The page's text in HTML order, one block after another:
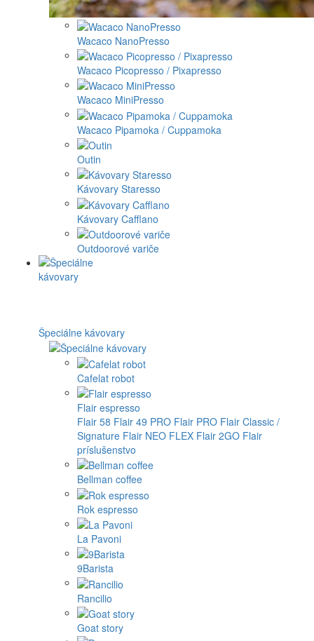
Wacaco NanoPresso
Wacaco Picopresso / Pixapresso
Wacaco MiniPresso
Wacaco Pipamoka / Cuppamoka
Outin
Kávovary Staresso
Kávovary Cafflano
Outdoorové variče
Špeciálne kávovary
Cafelat robot
Flair espresso
Flair 58 Flair 49 PRO Flair PRO Flair Classic /
Signature Flair NEO FLEX Flair 2GO Flair
príslušenstvo
Bellman coffee
Rok espresso
La Pavoni
9Barista
Rancilio
Goat story